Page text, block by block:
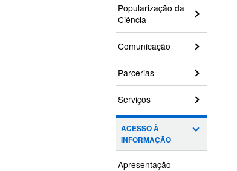
Popularização da
Ciência
Comunicação
Parcerias
Serviços
ACESSO À
INFORMAÇÃO
Apresentação